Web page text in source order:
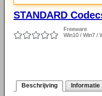
STANDARD
Freeware
Win10 / Win7 /
Beschrijving Informatie